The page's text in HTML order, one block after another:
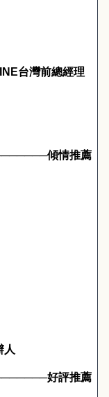
台灣前總經理
傾情推薦
人
好評推薦